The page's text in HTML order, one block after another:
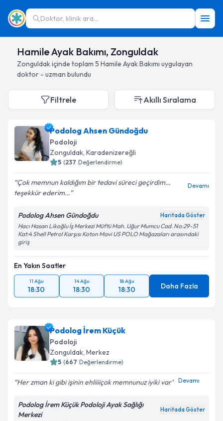
Doktor, klinik ara...
Hamile Ayak Bakımı, Zonguldak
Zonguldakiçinde toplam 5 Hamile Ayak Bakımı uygulayan
doktor - uzman bulundu
Filtrele Akıllı Sıralama
Podolog Ahsen Gündoğdu
Podoloji
Zonguldak, Karadenizereğli
5 (237 Değerlendirme)
Çok memnun kaldığım bir tedavi süreci geçirdim…
teşekkür ederim…
Devamı
Podolog Ahsen Gündoğdu Haritada Göster
Hacı Hasan Likoğlu İş Merkezi Müftü Mah. Uğur Mumcu Cad. No:29-51
Kat:4 Shell Petrol Karşısı Koton Mavi US POLO Mağazaları arasındaki
giriş
En Yakın Saatler
11 Ağu
18:30
14 Ağu
18:30
18 Ağu
18:30 Daha Fazla
Podolog İrem Küçük
Podoloji
Zonguldak, Merkez
5 (667 Değerlendirme)
Her zman ki gibi işinin ehliiii️çok memnunuz iyiki var Devamı
Podolog İrem Küçük Podoloji Ayak Sağlığı
Merkezi
Haritada Göster